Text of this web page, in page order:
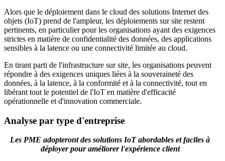
Alors que le déploiement dans le cloud des solutions Internet des
objets (IoT) prend de l'ampleur, les déploiements sur site restent
pertinents, en particulier pour les organisations ayant des exigences
strictes en matière de confidentialité des données, des applications
sensibles à la latence ou une connectivité limitée au cloud.
En tirant parti de l'infrastructure sur site, les organisations peuvent
répondre à des exigences uniques liées à la souveraineté des
données, à la latence, à la conformité et à la connectivité, tout en
libérant tout le potentiel de l'IoT en matière d'efficacité
opérationnelle et d'innovation commerciale.
Analyse par type d'entreprise
Les PME adopteront des solutions IoT abordables et faciles à
déployer pour améliorer l'expérience client